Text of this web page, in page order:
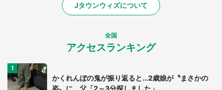
Jタウンウィズについて
全国
アクセスランキング
かくれんぼの鬼が振り返ると...2歳娘が〝まさかの
姿〟に 父「2～3分探しました」